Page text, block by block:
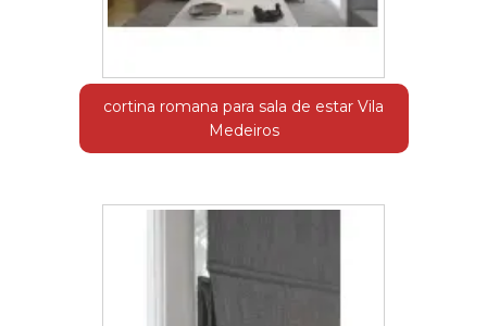
cortina romana para sala de estar Vila
Medeiros